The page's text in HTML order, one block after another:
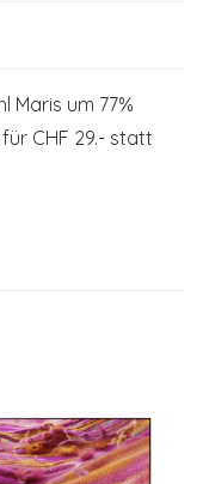
Maris um 77%
CHF 29.- statt